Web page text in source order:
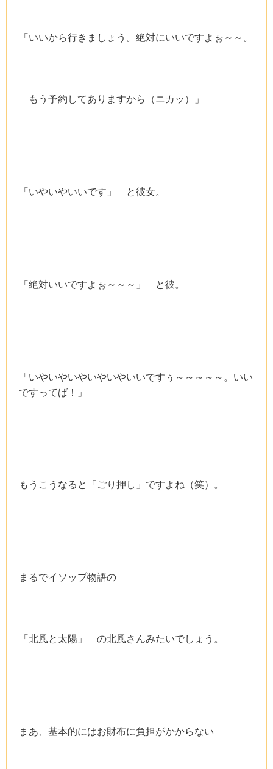
「いいから行きましょう。絶対にいいですよぉ～～。
もう予約してありますから（ニカッ）」
「いやいやいいです」 と彼女。
「絶対いいですよぉ～～～」 と彼。
「いやいやいやいやいやいいですぅ～～～～～。いい
ですってば！」
もうこうなると「ごり押し」ですよね（笑）。
まるでイソップ物語の
「北風と太陽」 の北風さんみたいでしょう。
まあ、基本的にはお財布に負担がかからない